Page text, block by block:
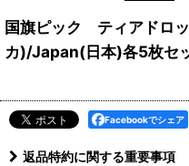
国旗ピック ティアドロ
カ)/Japan(日本)各5枚セ
Facebookでシェア
返品特約に関する重要事項